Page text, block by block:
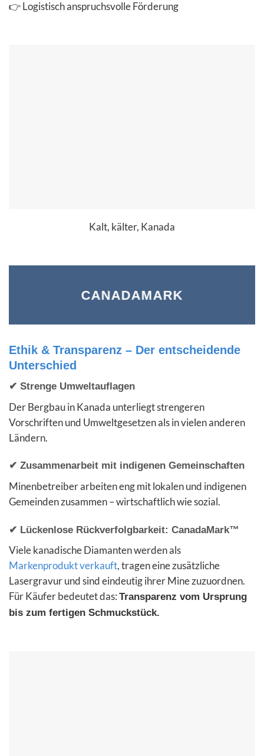
Kalt, kälter, Kanada
👉 Logistisch anspruchsvolle Förderung
CANADAMARK
Ethik & Transparenz – Der entscheidende
Unterschied
✔ Strenge Umweltauflagen
Der Bergbau in Kanada unterliegt strengeren
Vorschriften und Umweltgesetzen als in vielen anderen
Ländern.
✔ Zusammenarbeit mit indigenen Gemeinschaften
Minenbetreiber arbeiten eng mit lokalen und indigenen
Gemeinden zusammen – wirtschaftlich wie sozial.
✔ Lückenlose Rückverfolgbarkeit: CanadaMark™
Viele kanadische Diamanten werden als
Markenprodukt verkauft, tragen eine zusätzliche
Lasergravur und sind eindeutig ihrer Mine zuzuordnen.
Für Käufer bedeutet das: Transparenz vom Ursprung
bis zum fertigen Schmuckstück.